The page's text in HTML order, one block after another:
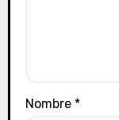
Nombre *